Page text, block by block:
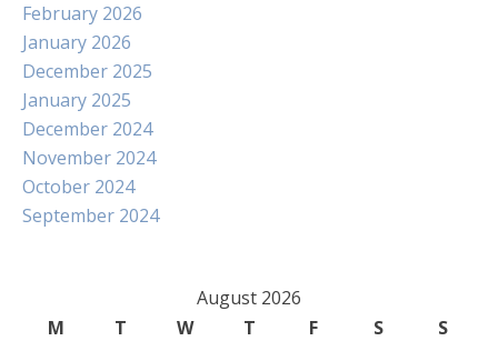
February 2026
January 2026
December 2025
January 2025
December 2024
November 2024
October 2024
September 2024
August 2026
M
T W T F S
S